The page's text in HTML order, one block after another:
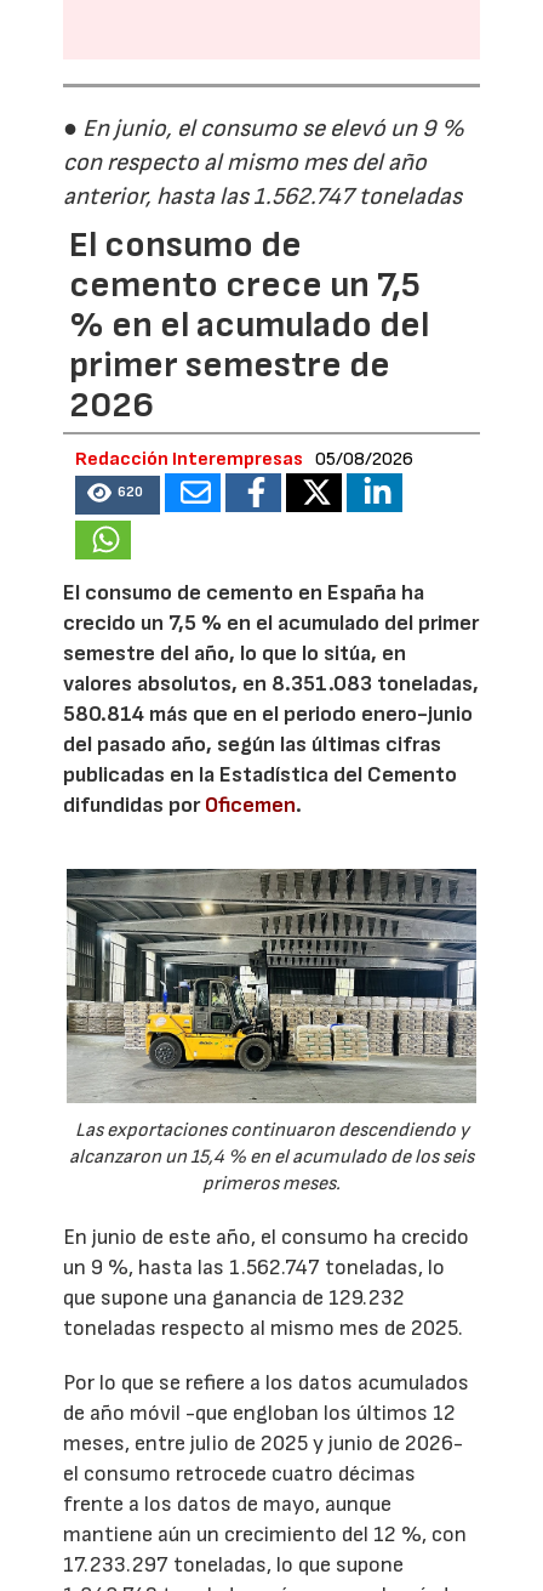
● En junio, el consumo se elevó un 9 %
con respecto al mismo mes del año
anterior, hasta las 1.562.747 toneladas
El consumo de
cemento crece un 7,5
% en el acumulado del
primer semestre de
2026
Redacción Interempresas 05/08/2026
620
El consumo de cemento en España ha
crecido un 7,5 % en el acumulado del primer
semestre del año, lo que lo sitúa, en
valores absolutos, en 8.351.083 toneladas,
580.814 más que en el periodo enero-junio
del pasado año, según las últimas cifras
publicadas en la Estadística del Cemento
difundidas porOficemen.
Las exportaciones continuaron descendiendo y
alcanzaron un 15,4 % en el acumulado de los seis
primeros meses.
En junio de este año, el consumo ha crecido
un 9 %, hasta las 1.562.747 toneladas, lo
que supone una ganancia de 129.232
toneladas respecto al mismo mes de 2025.
Por lo que se refiere a los datos acumulados
de año móvil -que engloban los últimos 12
meses, entre julio de 2025 y junio de 2026-
el consumo retrocede cuatro décimas
frente a los datos de mayo, aunque
mantiene aún un crecimiento del 12 %, con
17.233.297 toneladas, lo que supone